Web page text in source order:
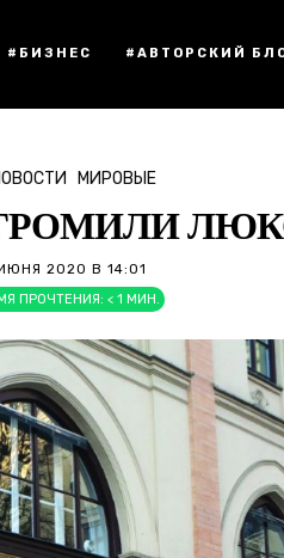
#БИЗНЕС #АВТОРСКИЙ
МИРОВЫЕ
2020 В 14:01
ПРОЧТЕНИЯ: < 1 МИН.